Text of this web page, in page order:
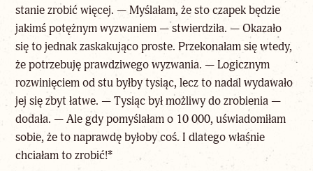
stanie zrobić więcej. — Myślałam, że sto czapek będzie
jakimś potężnym wyzwaniem — stwierdziła. — Okazało
się to jednak zaskakująco proste. Przekonałam się wtedy,
że potrzebuję prawdziwego wyzwania. — Logicznym
rozwinięciem od stu byłby tysiąc, lecz to nadal wydawało
jej się zbyt łatwe. — Tysiąc był możliwy do zrobienia —
dodała. — Ale gdy pomyślałam o 10 000, uświadomiłam
sobie, że to naprawdę byłoby coś. I dlatego właśnie
chciałam to zrobić!*